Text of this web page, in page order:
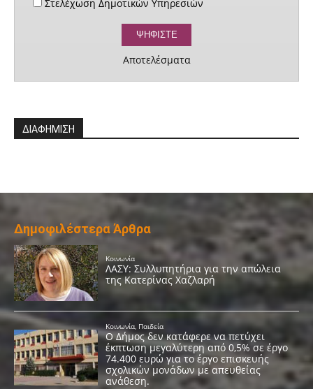
Στελέχωση Δημοτικών Υπηρεσιών
Αποτελέσματα
ΔΙΑΦΗΜΙΣΗ
Δημοφιλέστερα Άρθρα